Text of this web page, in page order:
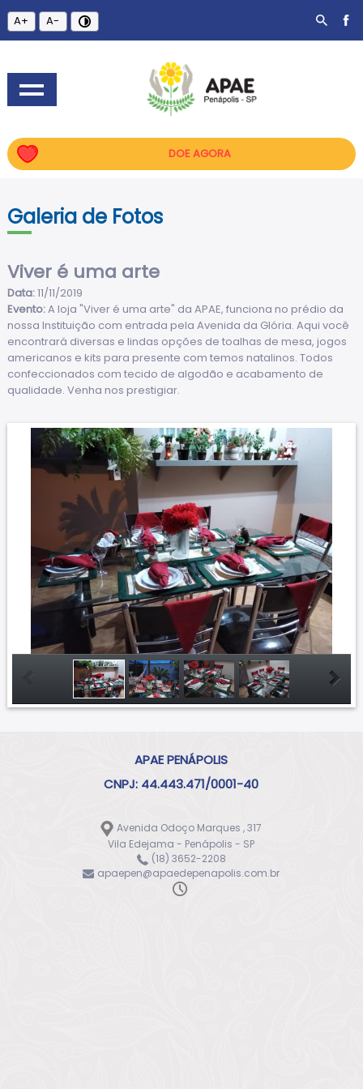
A+ A-
DOE AGORA
Galeria de Fotos
Viver é uma arte
Data:11/11/2019
Evento:A loja "Viver é uma arte" da APAE, funciona no prédio da
nossa Instituição com entrada pela Avenida da Glória. Aqui você
encontrará diversas e lindas opções de toalhas de mesa, jogos
americanos e kits para presente com temos natalinos. Todos
confeccionados com tecido de algodão e acabamento de
qualidade. Venha nos prestigiar.
APAE PENÁPOLIS
CNPJ: 44.443.471/0001-40
Avenida Odoço Marques , 317
Vila Edejama - Penápolis - SP
(18) 3652-2208
apaepen@apaedepenapolis.com.br